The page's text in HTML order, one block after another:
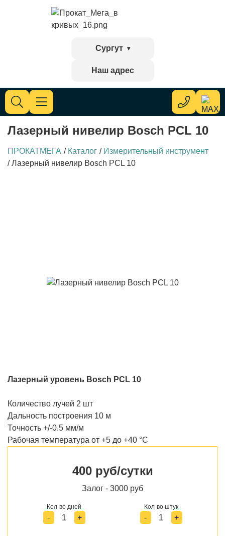
Сургут
Наш адрес
Лазерный нивелир Bosch PCL 10
ПРОКАТМЕГА / Каталог / Измерительный инструмент
/Лазерный нивелир Bosch PCL 10
Лазерный уровень Bosch PCL 10
Количество лучей 2 шт
Дальность построения 10 м
Точность +/-0.5 мм/м
Рабочая температура от +5 до +40 °С
400 руб/сутки
Залог - 3000 руб
Кол-во дней
- +
Кол-во штук
- +